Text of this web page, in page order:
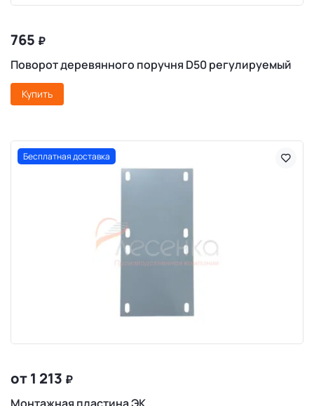
765 ₽
Поворот деревянного поручня D50 регулируемый
Купить
Бесплатная доставка
от 1 213 ₽